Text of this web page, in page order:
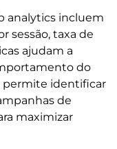
analytics incluem
sessão, taxa de
ajudam a
do
permite identificar
de
maximizar